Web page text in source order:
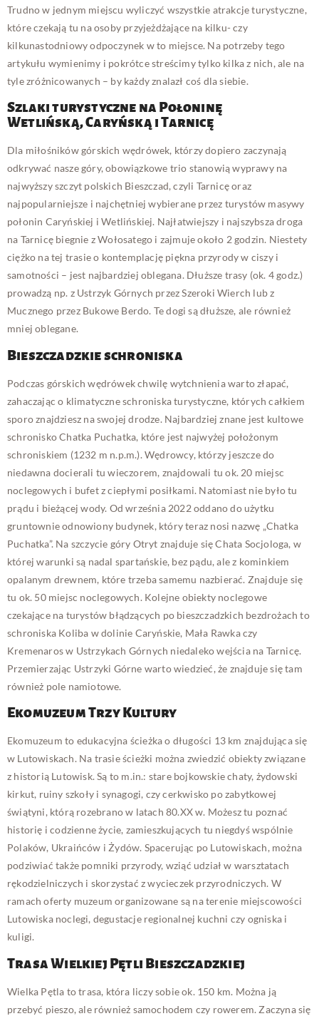
Trudno w jednym miejscu wyliczyć wszystkie atrakcje turystyczne,
które czekają tu na osoby przyjeżdżające na kilku- czy
kilkunastodniowy odpoczynek w to miejsce. Na potrzeby tego
artykułu wymienimy i pokrótce streścimy tylko kilka z nich, ale na
tyle zróżnicowanych – by każdy znalazł coś dla siebie.
Szlaki turystyczne na Połoninę
Wetlińską, Caryńską i Tarnicę
Dla miłośników górskich wędrówek, którzy dopiero zaczynają
odkrywać nasze góry, obowiązkowe trio stanowią wyprawy na
najwyższy szczyt polskich Bieszczad, czyli Tarnicę oraz
najpopularniejsze i najchętniej wybierane przez turystów masywy
połonin Caryńskiej i Wetlińskiej. Najłatwiejszy i najszybsza droga
na Tarnicę biegnie z Wołosatego i zajmuje około 2 godzin. Niestety
ciężko na tej trasie o kontemplację piękna przyrody w ciszy i
samotności – jest najbardziej oblegana. Dłuższe trasy (ok. 4 godz.)
prowadzą np. z Ustrzyk Górnych przez Szeroki Wierch lub z
Mucznego przez Bukowe Berdo. Te dogi są dłuższe, ale również
mniej oblegane.
Bieszczadzkie schroniska
Podczas górskich wędrówek chwilę wytchnienia warto złapać,
zahaczając o klimatyczne schroniska turystyczne, których całkiem
sporo znajdziesz na swojej drodze. Najbardziej znane jest kultowe
schronisko Chatka Puchatka, które jest najwyżej położonym
schroniskiem (1232 m n.p.m.). Wędrowcy, którzy jeszcze do
niedawna docierali tu wieczorem, znajdowali tu ok. 20 miejsc
noclegowych i bufet z ciepłymi posiłkami. Natomiast nie było tu
prądu i bieżącej wody. Od września 2022 oddano do użytku
gruntownie odnowiony budynek, który teraz nosi nazwę „Chatka
Puchatka”. Na szczycie góry Otryt znajduje się Chata Socjologa, w
której warunki są nadal spartańskie, bez pądu, ale z kominkiem
opalanym drewnem, które trzeba samemu nazbierać. Znajduje się
tu ok. 50 miejsc noclegowych. Kolejne obiekty noclegowe
czekające na turystów błądzących po bieszczadzkich bezdrożach to
schroniska Koliba w dolinie Caryńskie, Mała Rawka czy
Kremenaros w Ustrzykach Górnych niedaleko wejścia na Tarnicę.
Przemierzając Ustrzyki Górne warto wiedzieć, że znajduje się tam
również pole namiotowe.
Ekomuzeum Trzy Kultury
Ekomuzeum to edukacyjna ścieżka o długości 13 km znajdująca się
w Lutowiskach. Na trasie ścieżki można zwiedzić obiekty związane
z historią Lutowisk. Są to m.in.: stare bojkowskie chaty, żydowski
kirkut, ruiny szkoły i synagogi, czy cerkwisko po zabytkowej
świątyni, którą rozebrano w latach 80.XX w. Możesz tu poznać
historię i codzienne życie, zamieszkujących tu niegdyś wspólnie
Polaków, Ukraińców i Żydów. Spacerując po Lutowiskach, można
podziwiać także pomniki przyrody, wziąć udział w warsztatach
rękodzielniczych i skorzystać z wycieczek przyrodniczych. W
ramach oferty muzeum organizowane są na terenie miejscowości
Lutowiska noclegi, degustacje regionalnej kuchni czy ogniska i
kuligi.
Trasa Wielkiej Pętli Bieszczadzkiej
Wielka Pętla to trasa, która liczy sobie ok. 150 km. Można ją
przebyć pieszo, ale również samochodem czy rowerem. Zaczyna się